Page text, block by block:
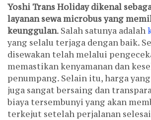
Yoshi Trans Holiday dikenal
layanan sewa microbus yang
keunggulan. Salah satunya adalah
yang selalu terjaga dengan baik.
disewakan telah melalui
memastikan kenyamanan dan
penumpang. Selain itu, harga
juga sangat bersaing dan
biaya tersembunyi yang akan
terkejut setelah perjalanan